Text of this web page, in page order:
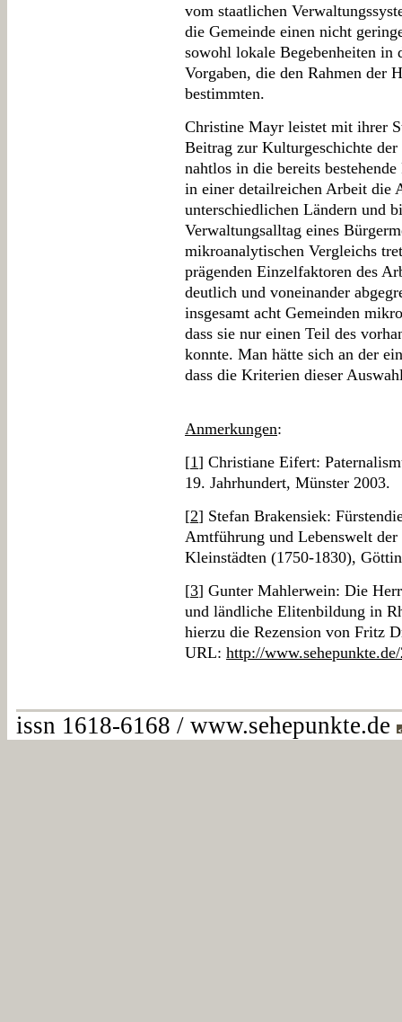
vom staatlichen
die Gemeinde einen nicht
sowohl lokale Begebenheiten in
Vorgaben, die den Rahmen der
bestimmten.
Christine Mayr leistet mit ihrer
Beitrag zur Kulturgeschichte
nahtlos in die bereits
in einer detailreichen Arbeit die
unterschiedlichen Ländern und
Verwaltungsalltag eines
mikroanalytischen Vergleichs
prägenden Einzelfaktoren des
deutlich und voneinander
insgesamt acht Gemeinden
dass sie nur einen Teil des
konnte. Man hätte sich an der
dass die Kriterien dieser
Anmerkungen:
[1] Christiane Eifert:
19. Jahrhundert, Münster 2003.
[2] Stefan Brakensiek:
Amtführung und Lebenswelt der
Kleinstädten (1750-1830),
[3] Gunter Mahlerwein: Die
und ländliche Elitenbildung in
hierzu die Rezension von Fritz
URL: http://
issn 1618-6168 / www.sehepunkte.de